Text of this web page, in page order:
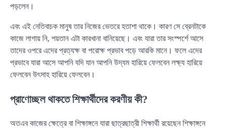
পড়লেন।
এবং এই নেতিবাচক মানুষ তার নিজের ভেতরে হতাশা থাকে। কারণ সে ব্রেনটাকে
কাজে লাগায় নি, শয়তান এটা কারখানা বানিয়েছে। এবং যারা তার সংস্পর্শে আসে
তাদের ওপরে এদের প্রত্যক্ষ বা পরোক্ষ প্রভাব পড়ে আরকি মানে। ফলে এদের
প্রভাবে যারা আসে আপনি যদি যান আপনি উদ্যম হারিয়ে ফেলবেন লক্ষ্য হারিয়ে
ফেলবেন উৎসাহ হারিয়ে ফেলবেন।
প্রাণোচ্ছল থাকতে শিক্ষার্থীদের করণীয় কী?
অতএব কাজের ক্ষেত্রে বা শিক্ষাঙ্গনে যারা ছাত্রছাত্রী শিক্ষার্থী রয়েছেন শিক্ষাঙ্গনে